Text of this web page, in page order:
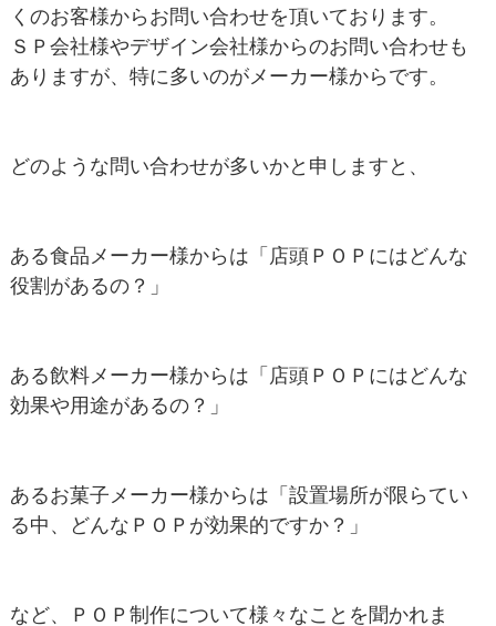
くのお客様からお問い合わせを頂いております。
ＳＰ会社様やデザイン会社様からのお問い合わせも
ありますが、特に多いのがメーカー様からです。
どのような問い合わせが多いかと申しますと、
ある食品メーカー様からは「店頭ＰＯＰにはどんな
役割があるの？」
ある飲料メーカー様からは「店頭ＰＯＰにはどんな
効果や用途があるの？」
あるお菓子メーカー様からは「設置場所が限らてい
る中、どんなＰＯＰが効果的ですか？」
など、ＰＯＰ制作について様々なことを聞かれま